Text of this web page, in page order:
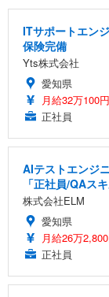
ITサポートエン
保険完備
Yts株式会社
愛知県
月給32万100
正社員
AIテストエンジ
「正社員/QAス
株式会社ELM
愛知県
月給26万
正社員